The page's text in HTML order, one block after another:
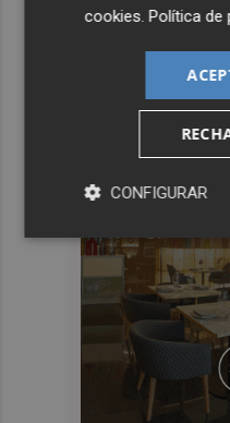
cookies .Política de
CONFIGURAR